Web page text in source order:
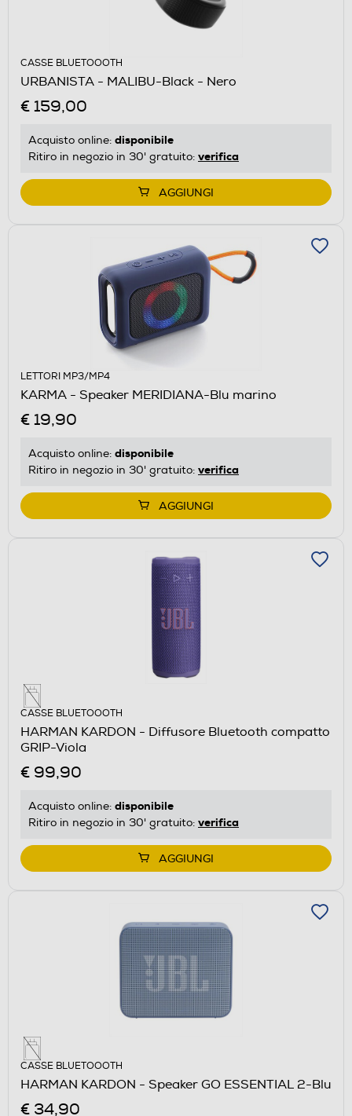
CASSE BLUETOOOTH
URBANISTA - MALIBU-Black - Nero
€ 159,00
Acquisto online: disponibile
Ritiro in negozio in 30' gratuito: verifica
AGGIUNGI
LETTORI MP3/MP4
KARMA - Speaker MERIDIANA-Blu marino
€ 19,90
Acquisto online: disponibile
Ritiro in negozio in 30' gratuito: verifica
AGGIUNGI
CASSE BLUETOOOTH
HARMAN KARDON - Diffusore Bluetooth compatto
GRIP-Viola
€ 99,90
Acquisto online: disponibile
Ritiro in negozio in 30' gratuito: verifica
AGGIUNGI
CASSE BLUETOOOTH
HARMAN KARDON - Speaker GO ESSENTIAL 2-Blu
€ 34,90